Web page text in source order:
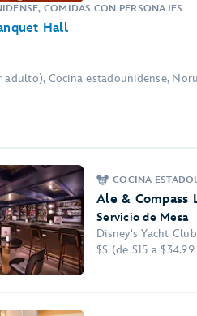
COMIDAS CON PERSONAJES
Hall
adulto), Cocina estadounidense,
COCINA
Ale & Compass
Servicio de Mesa
Disney's Yacht
$$ (de $15 a